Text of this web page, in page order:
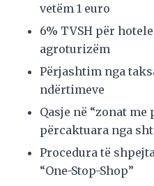
vetëm 1 euro
6% TVSH për
agroturizëm
Përjashtim nga
ndërtimeve
Qasje në “zonat
përcaktuara nga
Procedura të
“One-Stop-Shop”